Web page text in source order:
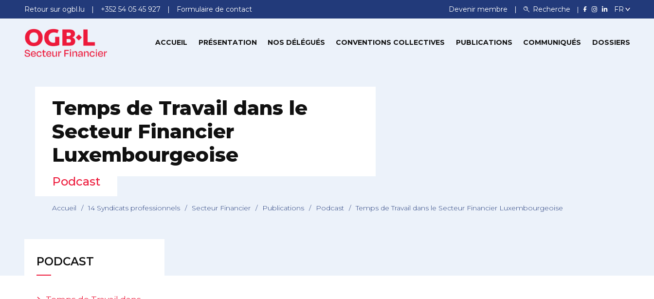
Retour sur ogbl.lu +352 54 05 45 927 Formulaire de contact Devenir membre Recherche
ACCUEIL PRÉSENTATION NOS DÉLÉGUÉS CONVENTIONS COLLECTIVES PUBLICATIONS COMMUNIQUÉS DOSSIERS
Temps de Travail dans le
Secteur Financier
Luxembourgeoise
Podcast
Accueil / 14 Syndicats professionnels / Secteur Financier / Publications / Podcast / Temps de Travail dans le Secteur Financier Luxembourgeoise
PODCAST